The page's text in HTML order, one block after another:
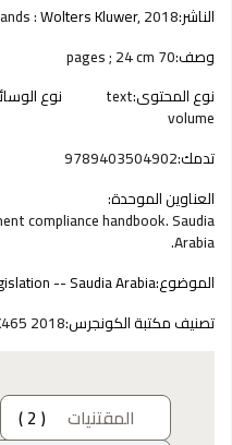
الناشر:
:Wolters Kluwer,2018
وصف:70 pages ; 24 cm
نوع المحتوى:text نوع
volume
تدمك:9789403504902
العناوين الموحدة:
compliance handbook. Saudia
Arabia.
الموضوع:-- Saudia Arabia
تصنيف مكتبة الكونجرس:2018
المقتنيات
( 2 )